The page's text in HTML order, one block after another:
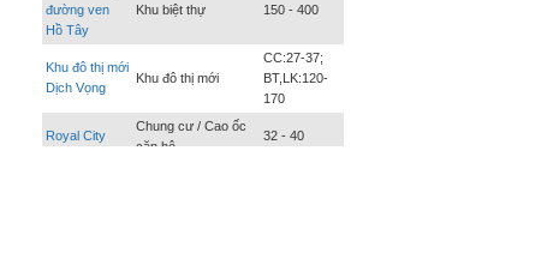
đường ven
Hồ Tây
Khu biệt thự 150 - 400
Khu đô thị mới
Dịch Vọng
Khu đô thị mới
CC:27-37;
BT,LK:120-
170
Royal City
Chung cư / Cao ốc
căn hộ
32 - 40